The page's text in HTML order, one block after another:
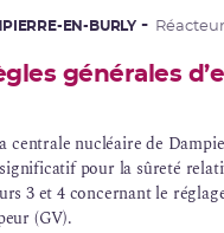
EN-BURLY
générales
centrale nucléairede
pour la sûreté
3 et 4 concernant le
(GV).